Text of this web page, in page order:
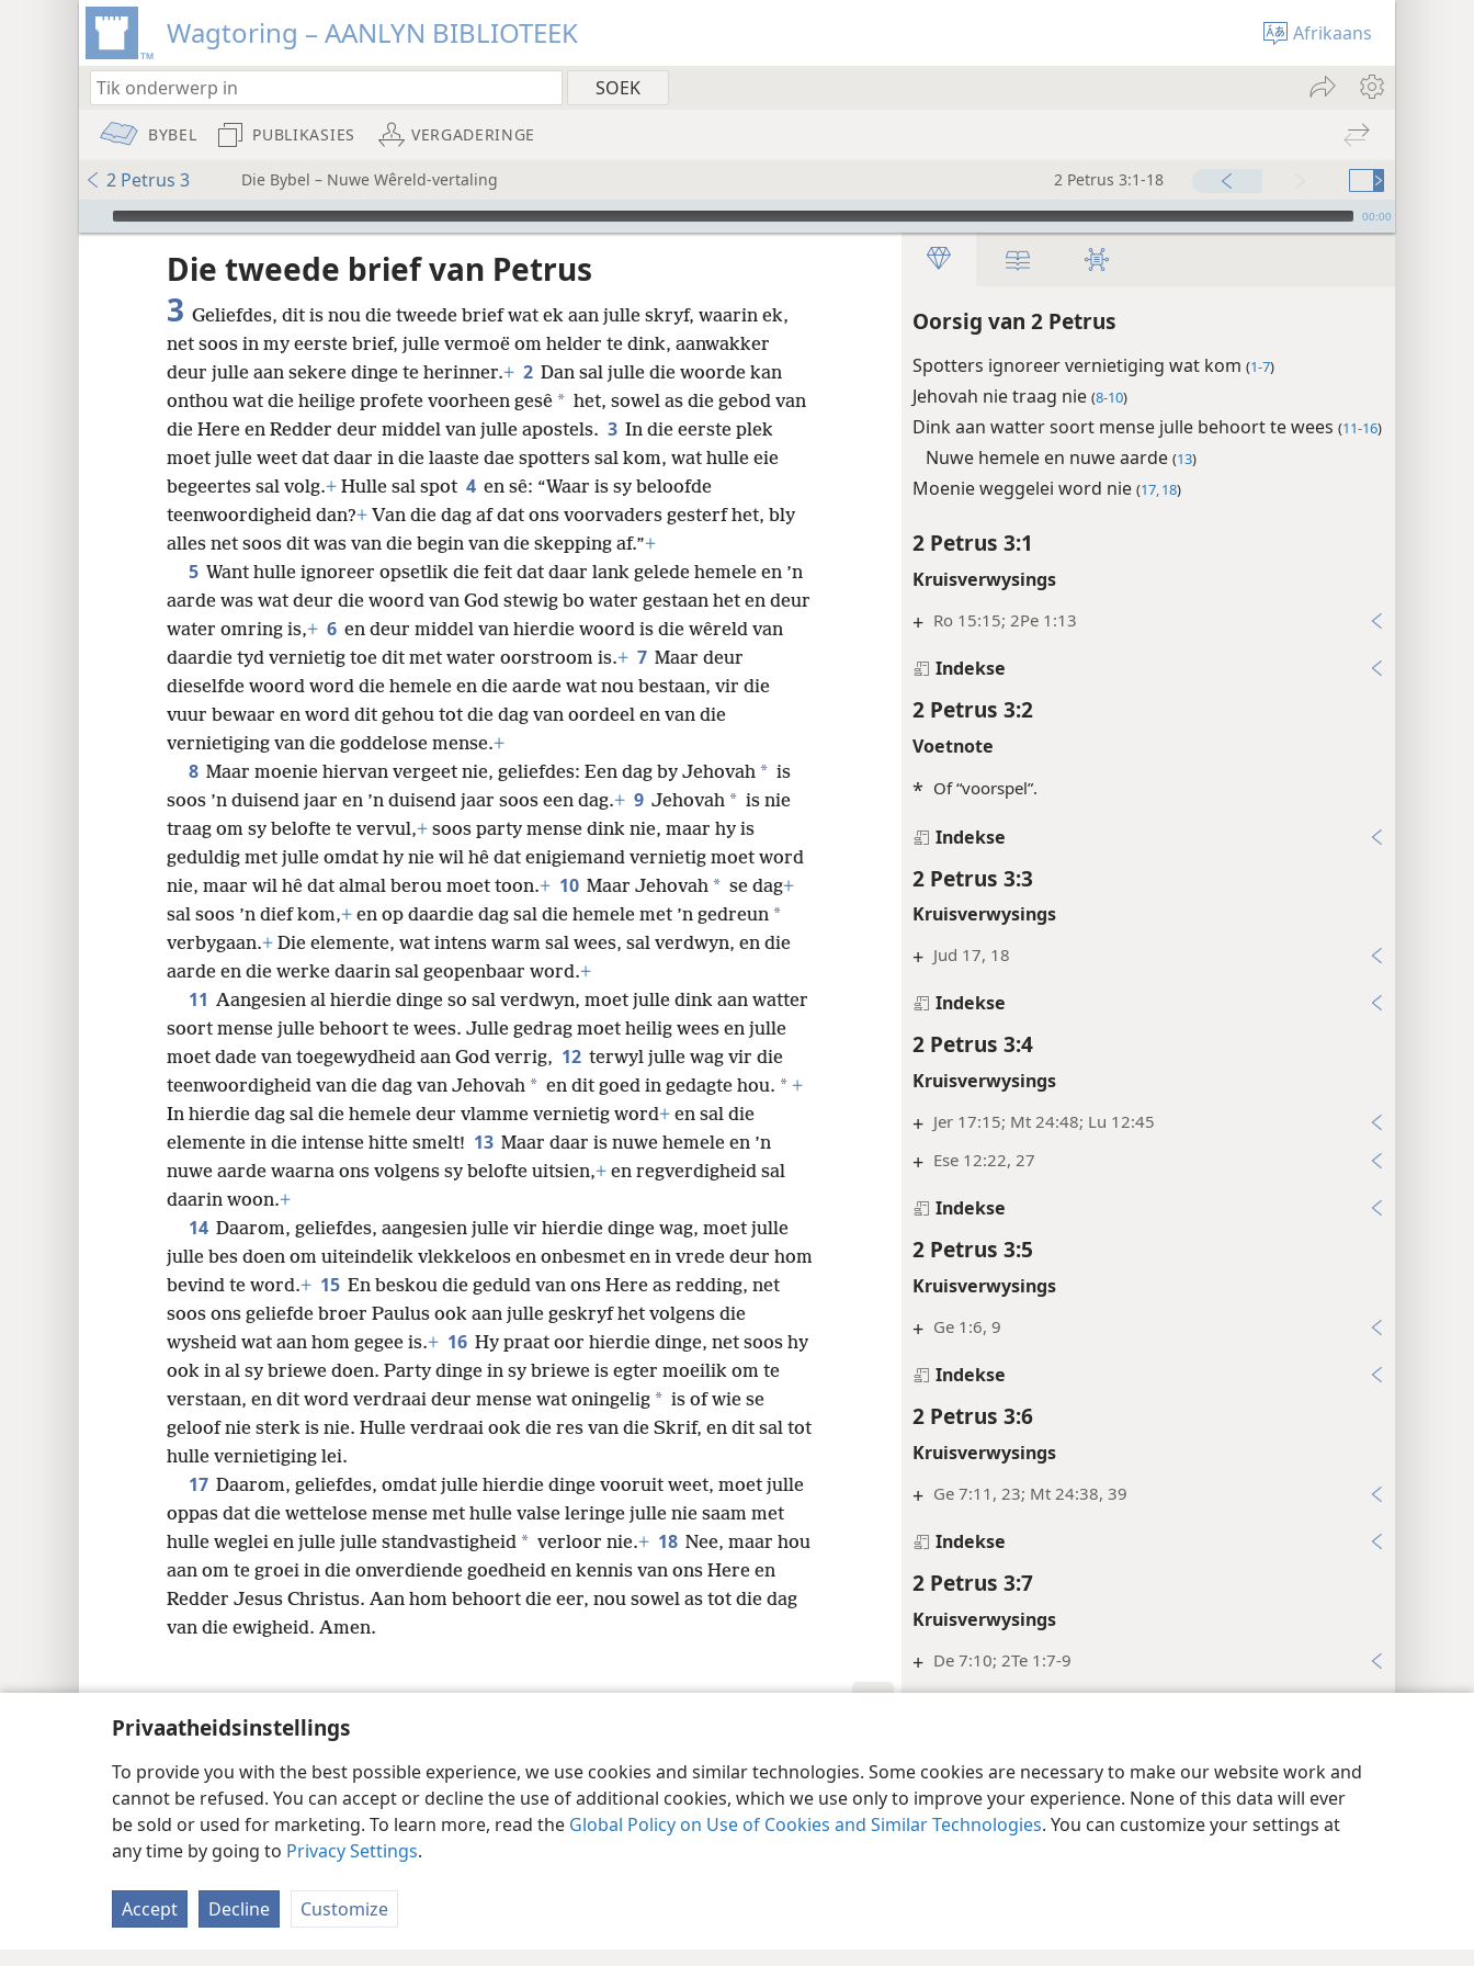
Privaatheidsinstellings
To provide you with the best possible experience, we use cookies and similar technologies. Some cookies are necessary to make our website work and
cannot be refused. You can accept or decline the use of additional cookies, which we use only to improve your experience. None of this data will ever
be sold or used for marketing. To learn more, read the Global Policy on Use of Cookies and Similar Technologies. You can customize your settings at
any time by going to Privacy Settings.
Accept Decline Customize
Wagtoring – AANLYN BIBLIOTEEK Afrikaans
BYBEL PUBLIKASIES VERGADERINGE
2 Petrus 3 Die Bybel – Nuwe Wêreld-vertaling 2 Petrus 3:1-18
Audio Player 00:00
Oorsig van 2 Petrus
Spotters ignoreer vernietiging wat kom (1-7)
Jehovah nie traag nie (8-10)
Dink aan watter soort mense julle behoort te wees (11-16)
Nuwe hemele en nuwe aarde (13)
Moenie weggelei word nie (17, 18)
2 Petrus 3:1
Kruisverwysings
+ Ro 15:15; 2Pe 1:13
Indekse
2 Petrus 3:2
Voetnote
* Of “voorspel”.
Indekse
2 Petrus 3:3
Kruisverwysings
+ Jud 17, 18
Indekse
2 Petrus 3:4
Kruisverwysings
+ Jer 17:15; Mt 24:48; Lu 12:45
+ Ese 12:22, 27
Indekse
2 Petrus 3:5
Kruisverwysings
+ Ge 1:6, 9
Indekse
2 Petrus 3:6
Kruisverwysings
+ Ge 7:11, 23; Mt 24:38, 39
Indekse
2 Petrus 3:7
Kruisverwysings
+ De 7:10; 2Te 1:7-9
Voetnote
* SienAanh. A5.
Die tweede brief van Petrus
3 Geliefdes, dit is nou die tweede brief wat ek aan julle skryf, waarin ek,
net soos in my eerste brief, julle vermoë om helder te dink, aanwakker
deur julle aan sekere dinge te herinner.+ 2 Dan sal julle die woorde kan
onthou wat die heilige profete voorheen gesê * het, sowel as die gebod van
die Here en Redder deur middel van julle apostels. 3 In die eerste plek
moet julle weet dat daar in die laaste dae spotters sal kom, wat hulle eie
begeertes sal volg.+ Hulle sal spot 4 en sê: “Waar is sy beloofde
teenwoordigheid dan?+ Van die dag af dat ons voorvaders gesterf het, bly
alles net soos dit was van die begin van die skepping af.”+
5 Want hulle ignoreer opsetlik die feit dat daar lank gelede hemele en ’n
aarde was wat deur die woord van God stewig bo water gestaan het en deur
water omring is,+ 6 en deur middel van hierdie woord is die wêreld van
daardie tyd vernietig toe dit met water oorstroom is.+ 7 Maar deur
dieselfde woord word die hemele en die aarde wat nou bestaan, vir die
vuur bewaar en word dit gehou tot die dag van oordeel en van die
vernietiging van die goddelose mense.+
8 Maar moenie hiervan vergeet nie, geliefdes: Een dag by Jehovah * is
soos ’n duisend jaar en ’n duisend jaar soos een dag.+ 9 Jehovah * is nie
traag om sy belofte te vervul,+ soos party mense dink nie, maar hy is
geduldig met julle omdat hy nie wil hê dat enigiemand vernietig moet word
nie, maar wil hê dat almal berou moet toon.+ 10 Maar Jehovah * se dag+
sal soos ’n dief kom,+ en op daardie dag sal die hemele met ’n gedreun *
verbygaan.+ Die elemente, wat intens warm sal wees, sal verdwyn, en die
aarde en die werke daarin sal geopenbaar word.+
11 Aangesien al hierdie dinge so sal verdwyn, moet julle dink aan watter
soort mense julle behoort te wees. Julle gedrag moet heilig wees en julle
moet dade van toegewydheid aan God verrig, 12 terwyl julle wag vir die
teenwoordigheid van die dag van Jehovah * en dit goed in gedagte hou. * +
In hierdie dag sal die hemele deur vlamme vernietig word+ en sal die
elemente in die intense hitte smelt! 13 Maar daar is nuwe hemele en ’n
nuwe aarde waarna ons volgens sy belofte uitsien,+ en regverdigheid sal
daarin woon.+
14 Daarom, geliefdes, aangesien julle vir hierdie dinge wag, moet julle
julle bes doen om uiteindelik vlekkeloos en onbesmet en in vrede deur hom
bevind te word.+ 15 En beskou die geduld van ons Here as redding, net
soos ons geliefde broer Paulus ook aan julle geskryf het volgens die
wysheid wat aan hom gegee is.+ 16 Hy praat oor hierdie dinge, net soos hy
ook in al sy briewe doen. Party dinge in sy briewe is egter moeilik om te
verstaan, en dit word verdraai deur mense wat oningelig * is of wie se
geloof nie sterk is nie. Hulle verdraai ook die res van die Skrif, en dit sal tot
hulle vernietiging lei.
17 Daarom, geliefdes, omdat julle hierdie dinge vooruit weet, moet julle
oppas dat die wettelose mense met hulle valse leringe julle nie saam met
hulle weglei en julle julle standvastigheid * verloor nie.+ 18 Nee, maar hou
aan om te groei in die onverdiende goedheid en kennis van ons Here en
Redder Jesus Christus. Aan hom behoort die eer, nou sowel as tot die dag
van die ewigheid. Amen.
© 2026 Watch Tower Bible and Tract Society of Pennsylvania